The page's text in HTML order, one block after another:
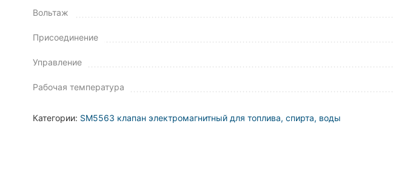
Вольтаж
Присоединение
Управление
Рабочая температура
Категории: SM5563 клапан электромагнитный для топлива, спирта, воды